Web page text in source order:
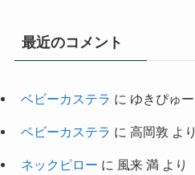
最近のコメント
ベビーカステラ に ゆきぴゅー
ベビーカステラ に 高岡敦 より
ネックピロー に 風来 満 より